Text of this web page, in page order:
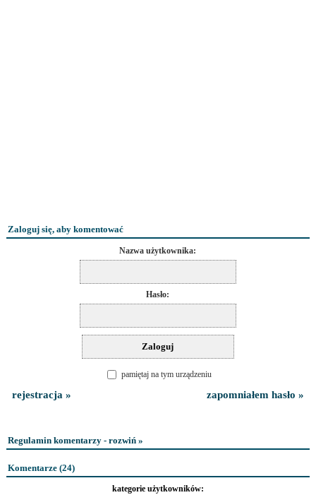
Zaloguj się, aby komentować
Nazwa użytkownika:
Hasło:
pamiętaj na tym urządzeniu
rejestracja » zapomniałem hasło »
Regulamin komentarzy - rozwiń »
Komentarze (24)
kategorie użytkowników: